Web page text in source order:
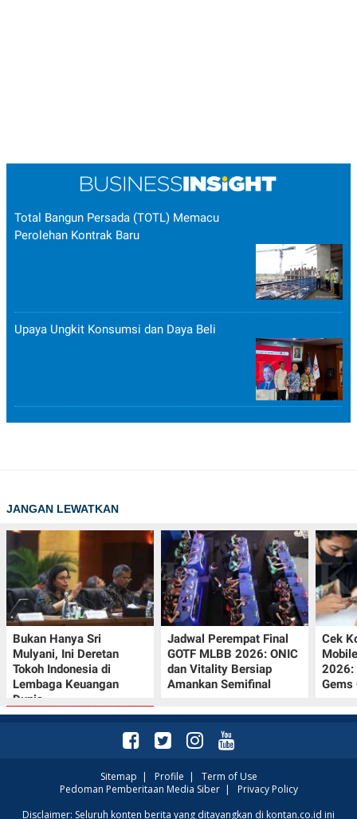
Total Bangun Persada (TOTL) Memacu
Perolehan Kontrak Baru
Upaya Ungkit Konsumsi dan Daya Beli
JANGAN LEWATKAN
Bukan Hanya Sri
Mulyani, Ini Deretan
Tokoh Indonesia di
Lembaga Keuangan
Dunia
Jadwal Perempat Final
GOTF MLBB 2026: ONIC
dan Vitality Bersiap
Amankan Semifinal
Cek
2026:
Gems
Promo JSM Superindo
Sitemap | Profile | Term of Use
Pedoman Pemberitaan Media Siber| Privacy Policy
Disclaimer: Seluruh konten berita yang ditayangkan di kontan.co.id ini